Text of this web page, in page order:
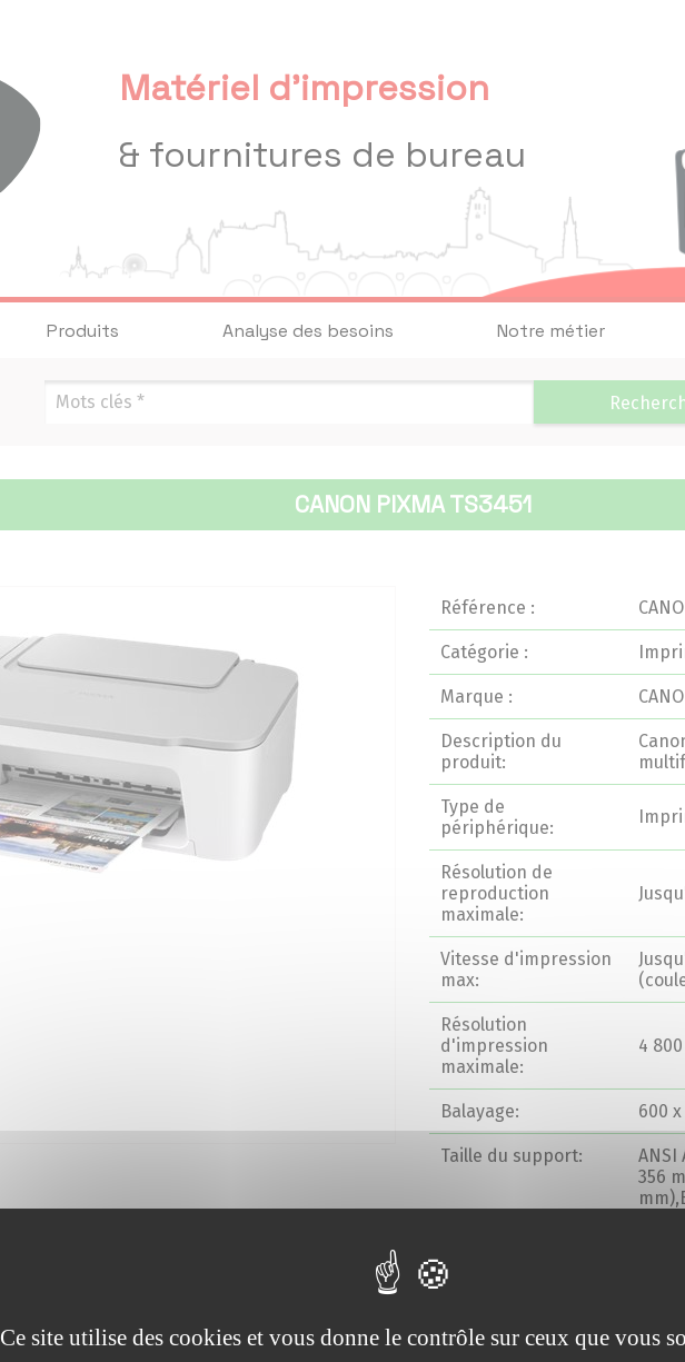
Matériel d'impression
& fournitures de bureau
Produits Analyse des besoins Notre métier
CANON PIXMA TS3451
Référence :
Catégorie :
Marque :
Description du
produit:
Type de
périphérique:
Résolution de
reproduction
maximale:
Vitesse d'impression
max:
Résolution
d'impression
maximale:
4
Balayage: 600
Taille du support:
ANSI
356
Type de supports:
Disponibilité de la
connexion:
USB
Ce site utilise des cookies et vous donne le contrôle sur ceux que vous